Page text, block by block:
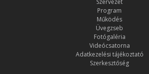
Program
Működés
Üvegzseb
Fotógaléria
Videócsatorna
Adatkezelési tájékoztató
Szerkesztőség